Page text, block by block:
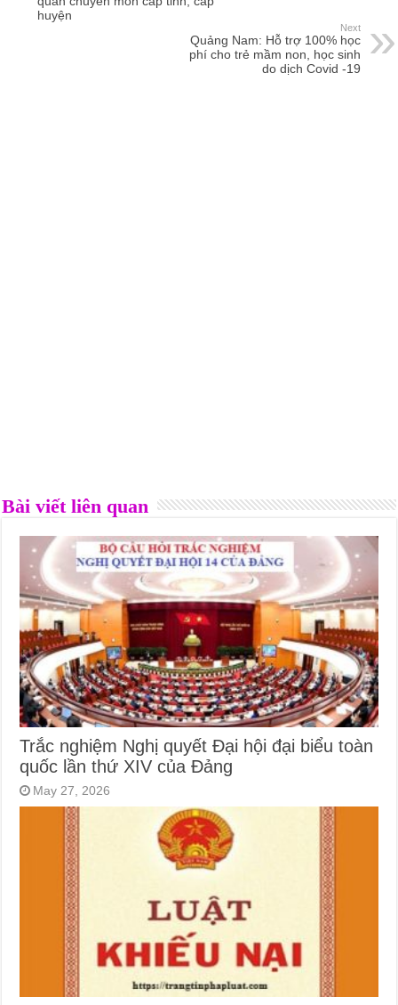
huyện
Next
Quảng Nam: Hỗ trợ 100% học
phí cho trẻ mầm non, học sinh
do dịch Covid -19
Bài viết liên quan
Trắc nghiệm Nghị quyết Đại hội đại biểu toàn
quốc lần thứ XIV của Đảng
May 27, 2026